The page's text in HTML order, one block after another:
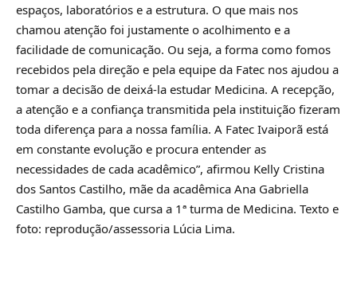
espaços, laboratórios e a estrutura. O que mais nos
chamou atenção foi justamente o acolhimento e a
facilidade de comunicação. Ou seja, a forma como fomos
recebidos pela direção e pela equipe da Fatec nos ajudou a
tomar a decisão de deixá-la estudar Medicina. A recepção,
a atenção e a confiança transmitida pela instituição fizeram
toda diferença para a nossa família. A Fatec Ivaiporã está
em constante evolução e procura entender as
necessidades de cada acadêmico”, afirmou Kelly Cristina
dos Santos Castilho, mãe da acadêmica Ana Gabriella
Castilho Gamba, que cursa a 1ª turma de Medicina. Texto e
foto: reprodução/assessoria Lúcia Lima.